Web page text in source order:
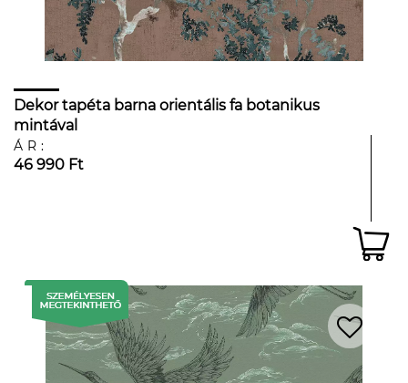
Dekor tapéta barna orientális fa botanikus
mintával
ÁR:
46 990 Ft